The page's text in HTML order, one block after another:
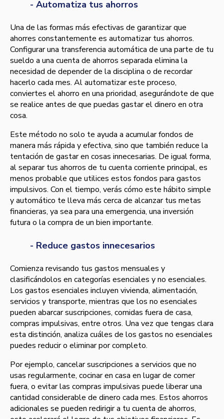
- Automatiza tus ahorros
Una de las formas más efectivas de garantizar que
ahorres constantemente es automatizar tus ahorros.
Configurar una transferencia automática de una parte de tu
sueldo a una cuenta de ahorros separada elimina la
necesidad de depender de la disciplina o de recordar
hacerlo cada mes. Al automatizar este proceso,
conviertes el ahorro en una prioridad, asegurándote de que
se realice antes de que puedas gastar el dinero en otra
cosa.
Este método no solo te ayuda a acumular fondos de
manera más rápida y efectiva, sino que también reduce la
tentación de gastar en cosas innecesarias. De igual forma,
al separar tus ahorros de tu cuenta corriente principal, es
menos probable que utilices estos fondos para gastos
impulsivos. Con el tiempo, verás cómo este hábito simple
y automático te lleva más cerca de alcanzar tus metas
financieras, ya sea para una emergencia, una inversión
futura o la compra de un bien importante.
- Reduce gastos innecesarios
Comienza revisando tus gastos mensuales y
clasificándolos en categorías esenciales y no esenciales.
Los gastos esenciales incluyen vivienda, alimentación,
servicios y transporte, mientras que los no esenciales
pueden abarcar suscripciones, comidas fuera de casa,
compras impulsivas, entre otros. Una vez que tengas clara
esta distinción, analiza cuáles de los gastos no esenciales
puedes reducir o eliminar por completo.
Por ejemplo, cancelar suscripciones a servicios que no
usas regularmente, cocinar en casa en lugar de comer
fuera, o evitar las compras impulsivas puede liberar una
cantidad considerable de dinero cada mes. Estos ahorros
adicionales se pueden redirigir a tu cuenta de ahorros,